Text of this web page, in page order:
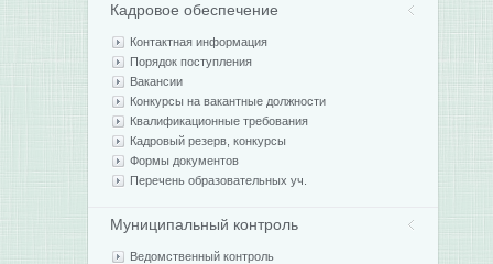
Кадровое обеспечение
Контактная информация
Порядок поступления
Вакансии
Конкурсы на вакантные должности
Квалификационные требования
Кадровый резерв, конкурсы
Формы документов
Перечень образовательных уч.
Муниципальный контроль
Ведомственный контроль